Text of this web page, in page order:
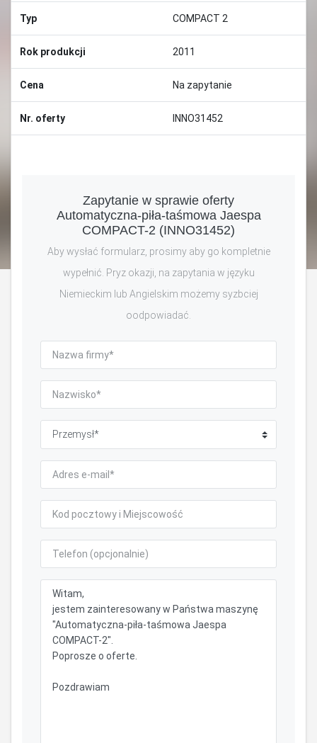
Typ COMPACT 2
Rok produkcji 2011
Cena Na zapytanie
Nr. oferty INNO31452
Zapytanie w sprawie oferty
Automatyczna-piła-taśmowa Jaespa
COMPACT-2 (INNO31452)
Aby wysłać formularz, prosimy aby go kompletnie
wypełnić. Pryz okazji, na zapytania w języku
Niemieckim lub Angielskim możemy syzbciej
oodpowiadać.